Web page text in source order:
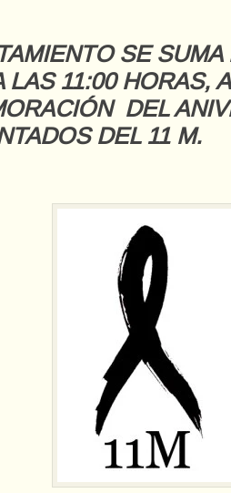
SE SUMA
LAS 11:00 HORAS,
DEL
DEL 11 M.